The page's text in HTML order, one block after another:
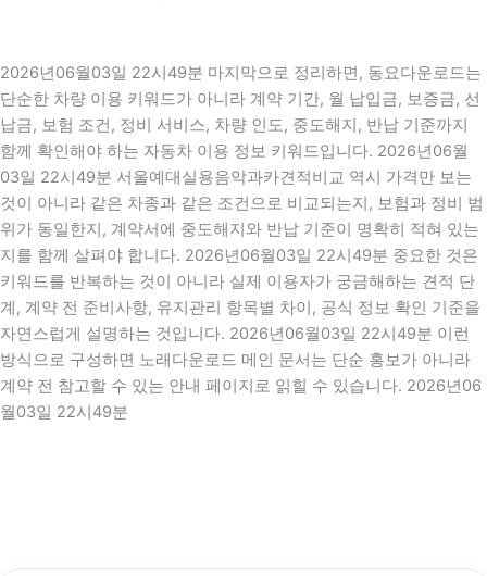
2026년06월03일 22시49분 마지막으로 정리하면, 동요다운로드는
단순한 차량 이용 키워드가 아니라 계약 기간, 월 납입금, 보증금, 선
납금, 보험 조건, 정비 서비스, 차량 인도, 중도해지, 반납 기준까지
함께 확인해야 하는 자동차 이용 정보 키워드입니다. 2026년06월
03일 22시49분 서울예대실용음악과카견적비교 역시 가격만 보는
것이 아니라 같은 차종과 같은 조건으로 비교되는지, 보험과 정비 범
위가 동일한지, 계약서에 중도해지와 반납 기준이 명확히 적혀 있는
지를 함께 살펴야 합니다. 2026년06월03일 22시49분 중요한 것은
키워드를 반복하는 것이 아니라 실제 이용자가 궁금해하는 견적 단
계, 계약 전 준비사항, 유지관리 항목별 차이, 공식 정보 확인 기준을
자연스럽게 설명하는 것입니다. 2026년06월03일 22시49분 이런
방식으로 구성하면 노래다운로드 메인 문서는 단순 홍보가 아니라
계약 전 참고할 수 있는 안내 페이지로 읽힐 수 있습니다. 2026년06
월03일 22시49분